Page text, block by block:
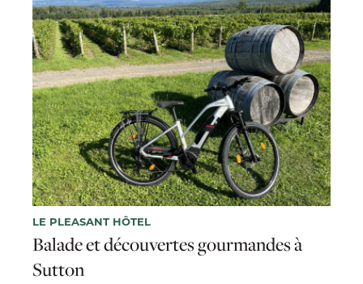
LE PLEASANT HÔTEL
Balade et découvertes gourmandes à
Sutton